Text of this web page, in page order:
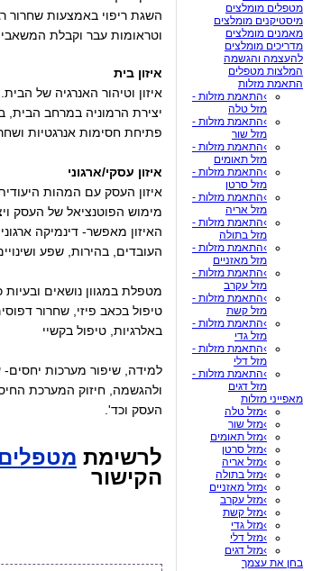
מטפלים מומלצים
מיסטיקנים מומלצים
מאמנים מומלצים
מדריכים מומלצים
להעצמה והגשמה
המלצות מטפלים
התאמת מזלות
›התאמת מזלות -
מזל טלה
›התאמת מזלות -
מזל שור
›התאמת מזלות -
מזל תאומים
›התאמת מזלות -
מזל סרטן
›התאמת מזלות -
מזל אריה
›התאמת מזלות -
מזל בתולה
›התאמת מזלות -
מזל מאזניים
›התאמת מזלות -
מזל עקרב
›התאמת מזלות -
מזל קשת
›התאמת מזלות -
מזל גדי
›התאמת מזלות -
מזל דלי
›התאמת מזלות -
מזל דגים
מאפייני מזלות
›מזל טלה
›מזל שור
›מזל תאומים
›מזל סרטן
›מזל אריה
›מזל בתולה
›מזל מאזניים
›מזל עקרב
›מזל קשת
›מזל גדי
›מזל דלי
›מזל דגים
בחן את עצמך
השגת ריפוי באמצעות שחרור
וטראומות עבר וקבלת
איזון בית
איזון וטיהור האנרגיה של הבית.
יצירת הרמוניה במרחב הבית,
פתיחת חסימות אנרגטיות
איזון עסקי/ארגוני
איזון העסק עם המהות
מימוש הפוטנציאל של העסק
האיזון מאפשר- דינמיקה
העובדים, בהירות, שפע
מטפלת במגוון נושאים ובעיות
טיפול בכאב פיזי, שחרור
באלרגיות, טיפול בקשיי
למידה, שיפור מערכות
ולהגשמה, חיזוק המערכת
העסק וכד'.
לרשימת מטפלים
הקישור